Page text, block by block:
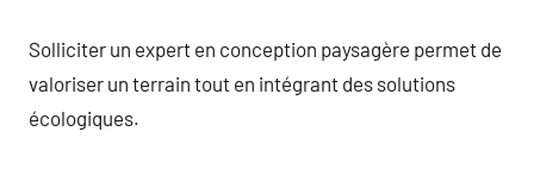
Solliciter un expert en conception paysagère permet de
valoriser un terrain tout en intégrant des solutions
écologiques.